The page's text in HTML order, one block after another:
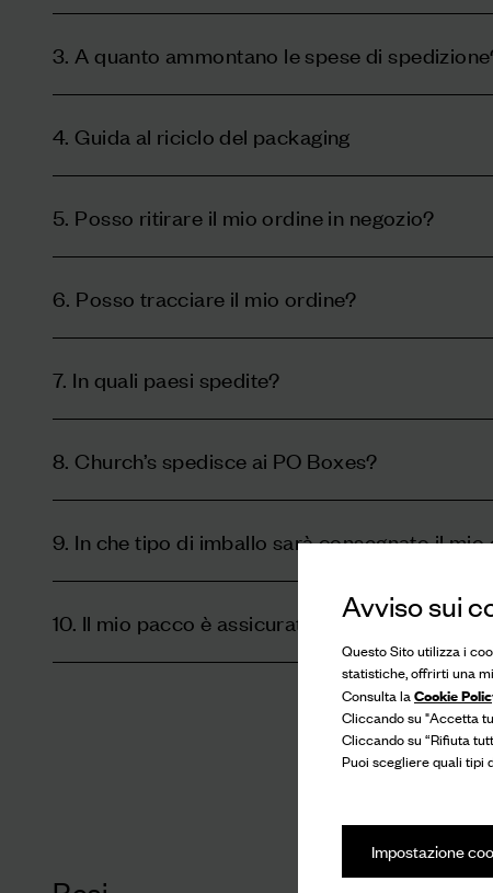
Avviso sui
Questo Sito utilizza i
statistiche, offrirti una
Consulta laCookie
Cliccando su "Accetta
Cliccando su “Rifiuta
Puoi scegliere quali tipi
Impostazione
3. A quanto ammontano le spese di
4. Guida al riciclo del packaging
5. Posso ritirare il mio ordine in negozio?
6. Posso tracciare il mio ordine?
7. In quali paesi spedite?
8. Church’s spedisce ai PO Boxes?
9. In che tipo di imballo sarà consegnato il mio
10. Il mio pacco è assicurato?